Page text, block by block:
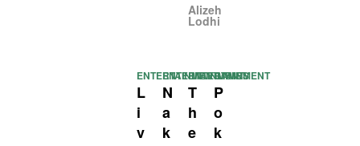
Alizeh
Lodhi
ENTERTAINMENT
L
i
v
ENTERTAINMENT
N
a
k
ENTERTAINMENT
T
h
e
GAMES
P
o
k